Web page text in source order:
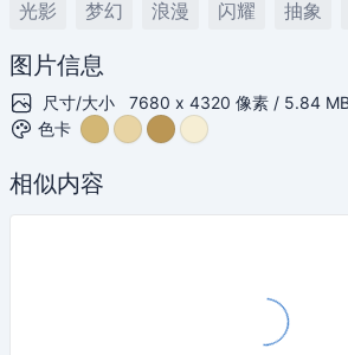
光影
梦幻 浪漫 闪耀 抽象
图片信息
尺寸/大小
7680 x 4320 像素 / 5.84
色卡
相似内容